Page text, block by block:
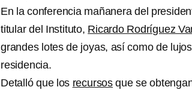
En la conferencia mañanera del
titular del Instituto, Ricardo Rodríguez
grandes lotes de joyas, así como de
residencia.
Detalló que los recursos que se